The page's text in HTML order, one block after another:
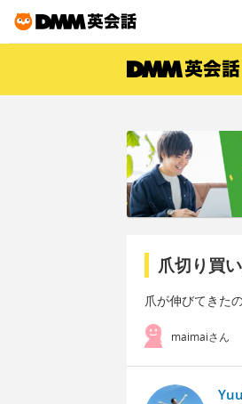
爪切り買
爪が伸びてきた
maimaiさん